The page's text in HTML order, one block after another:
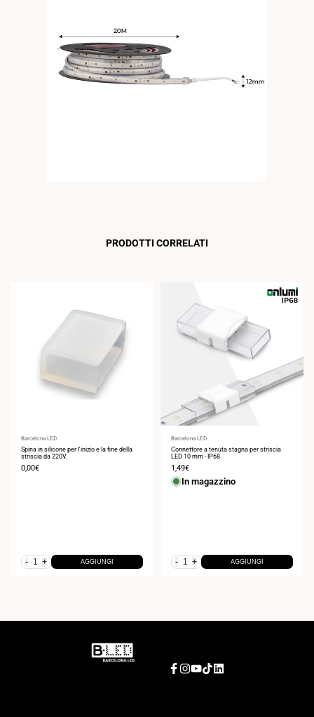
PRODOTTI CORRELATI
Fornitore:
Barcelona LED
Spina in silicone per l'inizio e la fine della
striscia da 220V.
Prezzo
0,00€
- + AGGIUNGI
Fornitore:
Barcelona LED
Connettore a tenuta stagna per striscia
LED 10 mm - IP68
Prezzo
di
vendita
1,49€
In magazzino
- + AGGIUNGI
Facebook
Instagram
YouTube
TikTokLinkedIn